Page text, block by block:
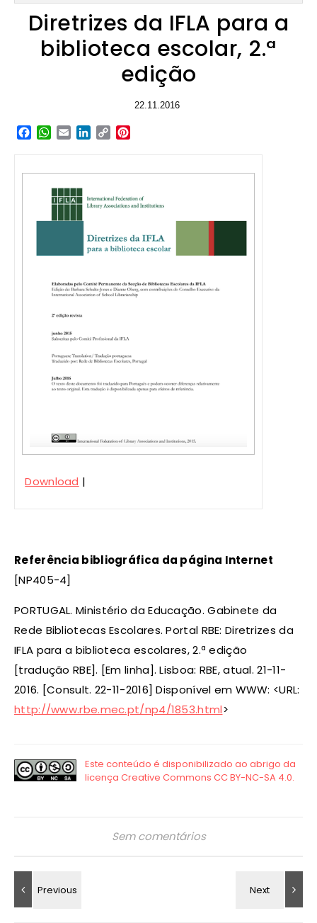
Diretrizes da IFLA para a
biblioteca escolar, 2.ª
edição
22.11.2016
Facebook
WhatsApp
EmailLinkedIn
Copy
Download |
Referência bibliográfica da página Internet
[NP405-4]
PORTUGAL. Ministério da Educação. Gabinete da
Rede Bibliotecas Escolares. Portal RBE: Diretrizes da
IFLA para a biblioteca escolares, 2.ª edição
[tradução RBE]. [Em linha]. Lisboa: RBE, atual. 21-11-
2016. [Consult. 22-11-2016] Disponível em WWW: <URL:
http://www.rbe.mec.pt/np4/1853.html>
Sem comentários